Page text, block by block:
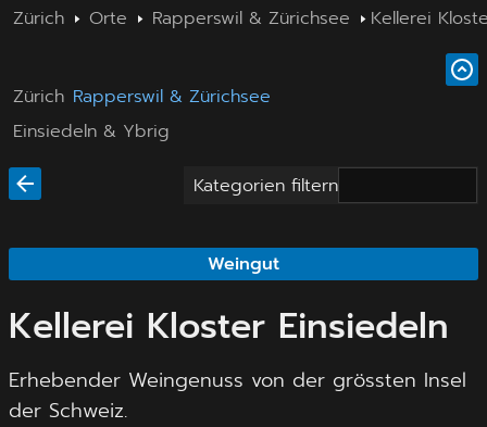
Zürich Orte Rapperswil & Zürichsee Kellerei
Zürich Rapperswil & Zürichsee
Einsiedeln & Ybrig
Kategorien filtern
Weingut
Kellerei Kloster Einsiedeln
Erhebender Weingenuss von der grössten Insel
der Schweiz.